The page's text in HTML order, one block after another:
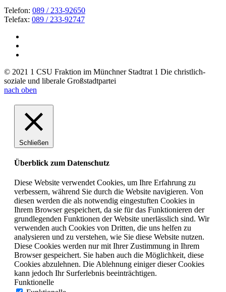
Telefon: 089 / 233-92650
Telefax: 089 / 233-92747
© 2021 1 CSU Fraktion im Münchner Stadtrat 1 Die christlich-
soziale und liberale Großstadtpartei
nach oben
Schließen
Überblick zum Datenschutz
Diese Website verwendet Cookies, um Ihre Erfahrung zu
verbessern, während Sie durch die Website navigieren. Von
diesen werden die als notwendig eingestuften Cookies in
Ihrem Browser gespeichert, da sie für das Funktionieren der
grundlegenden Funktionen der Website unerlässlich sind. Wir
verwenden auch Cookies von Dritten, die uns helfen zu
analysieren und zu verstehen, wie Sie diese Website nutzen.
Diese Cookies werden nur mit Ihrer Zustimmung in Ihrem
Browser gespeichert. Sie haben auch die Möglichkeit, diese
Cookies abzulehnen. Die Ablehnung einiger dieser Cookies
kann jedoch Ihr Surferlebnis beeinträchtigen.
Funktionelle